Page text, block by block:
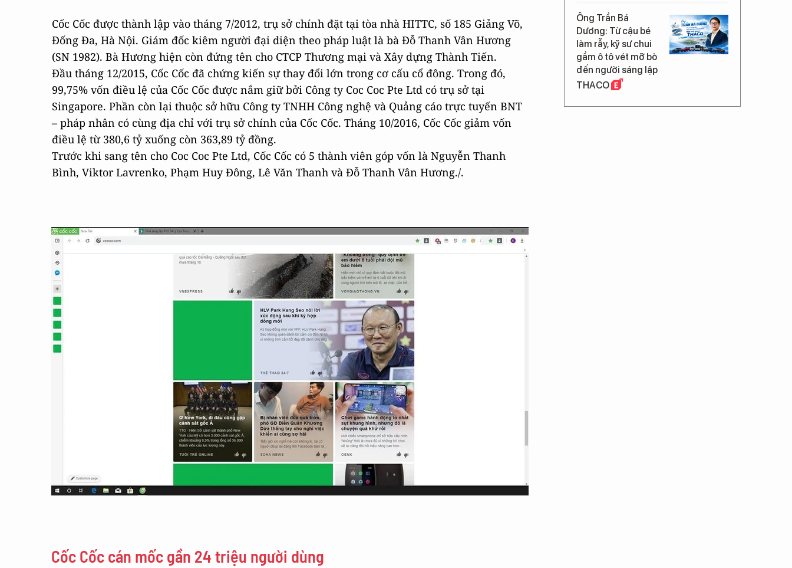
Cốc Cốc được thành lập vào tháng 7/2012, trụ sở chính đặt tại tòa nhà HITTC, số 185 Giảng Võ,
Đống Đa, Hà Nội. Giám đốc kiêm người đại diện theo pháp luật là bà Đỗ Thanh Vân Hương
(SN 1982). Bà Hương hiện còn đứng tên cho CTCP Thương mại và Xây dựng Thành Tiến.
Đầu tháng 12/2015, Cốc Cốc đã chứng kiến sự thay đổi lớn trong cơ cấu cổ đông. Trong đó,
99,75% vốn điều lệ của Cốc Cốc được nắm giữ bởi Công ty Coc Coc Pte Ltd có trụ sở tại
Singapore. Phần còn lại thuộc sở hữu Công ty TNHH Công nghệ và Quảng cáo trực tuyến BNT
– pháp nhân có cùng địa chỉ với trụ sở chính của Cốc Cốc. Tháng 10/2016, Cốc Cốc giảm vốn
điều lệ từ 380,6 tỷ xuống còn 363,89 tỷ đồng.
Trước khi sang tên cho Coc Coc Pte Ltd, Cốc Cốc có 5 thành viên góp vốn là Nguyễn Thanh
Bình, Viktor Lavrenko, Phạm Huy Đông, Lê Văn Thanh và Đỗ Thanh Vân Hương./.
Cốc Cốc cán mốc gần 24 triệu người dùng
Ông Trần Bá
Dương: Từ cậu bé
làm rẫy, kỹ sư chui
gầm ô tô vét mỡ bò
đến người sáng lập
THACO